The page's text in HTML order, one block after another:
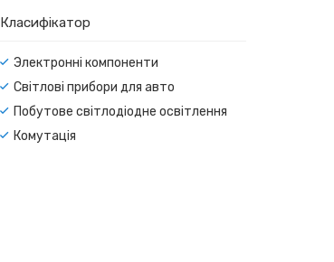
Класифікатор
Электронні компоненти
Світлові прибори для авто
Побутове світлодіодне освітлення
Комутація